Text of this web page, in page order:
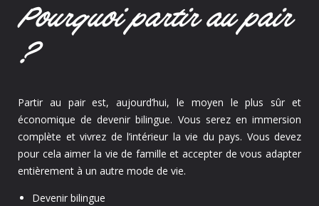
Pourquoi partir au pair
?
Partir au pair est, aujourd’hui, le moyen le plus sûr et
économique de devenir bilingue. Vous serez en immersion
complète et vivrez de l’intérieur la vie du pays. Vous devez
pour cela aimer la vie de famille et accepter de vous adapter
entièrement à un autre mode de vie.
Devenir bilingue